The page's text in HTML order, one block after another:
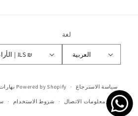
الأراضي الفلسطينية | ILS ₪
لغة
العربية
الدفع
Powered by Shopify سياسة الاسترجاع
شروط الاستخدام معلومات الاتصال